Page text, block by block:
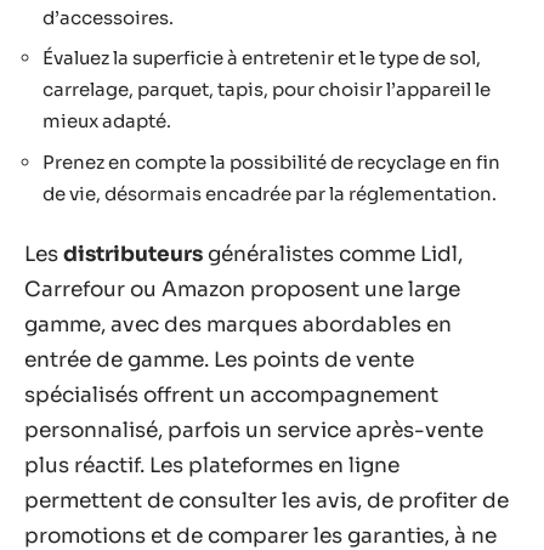
d’accessoires.
Évaluez la superficie à entretenir et le type de sol,
carrelage, parquet, tapis, pour choisir l’appareil le
mieux adapté.
Prenez en compte la possibilité de recyclage en fin
de vie, désormais encadrée par la réglementation.
Lesdistributeurs généralistes comme Lidl,
Carrefour ou Amazon proposent une large
gamme, avec des marques abordables en
entrée de gamme. Les points de vente
spécialisés offrent un accompagnement
personnalisé, parfois un service après-vente
plus réactif. Les plateformes en ligne
permettent de consulter les avis, de profiter de
promotions et de comparer les garanties, à ne